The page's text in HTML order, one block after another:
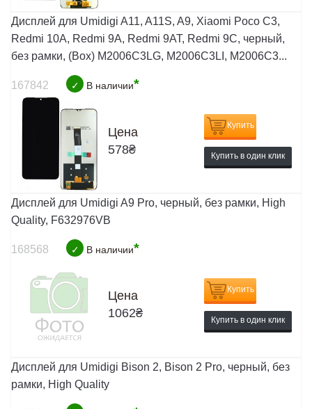
Дисплей для Umidigi A11, A11S, A9, Xiaomi Poco C3,
Redmi 10A, Redmi 9A, Redmi 9AT, Redmi 9C, черный,
без рамки, (Box) M2006C3LG, M2006C3LI, M2006C3...
167842 ✓ В наличии*
Цена
578₴
Купить
Купить в один клик
Дисплей для Umidigi A9 Pro, черный, без рамки, High
Quality, F632976VB
168568 ✓ В наличии*
Цена
1062₴
Купить
Купить в один клик
Дисплей для Umidigi Bison 2, Bison 2 Pro, черный, без
рамки, High Quality